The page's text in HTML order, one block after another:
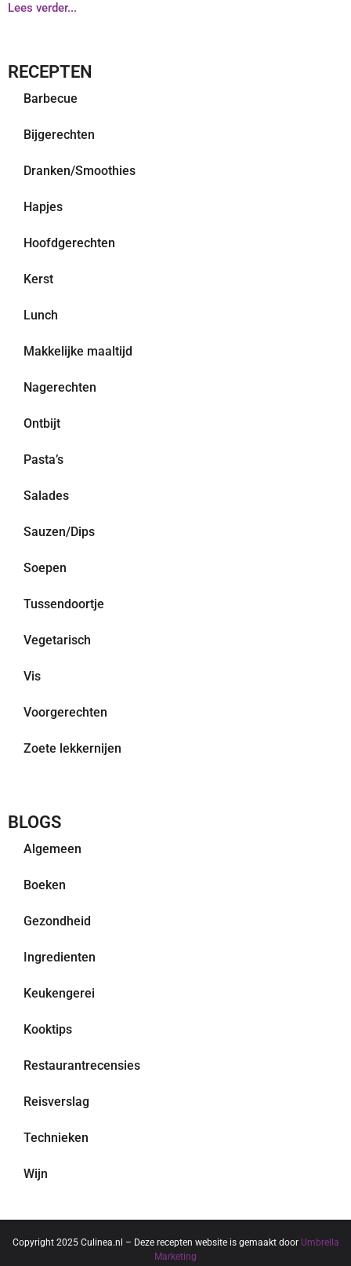
Lees verder...
RECEPTEN
Barbecue
Bijgerechten
Dranken/Smoothies
Hapjes
Hoofdgerechten
Kerst
Lunch
Makkelijke maaltijd
Nagerechten
Ontbijt
Pasta’s
Salades
Sauzen/Dips
Soepen
Tussendoortje
Vegetarisch
Vis
Voorgerechten
Zoete lekkernijen
BLOGS
Algemeen
Boeken
Gezondheid
Ingredienten
Keukengerei
Kooktips
Restaurantrecensies
Reisverslag
Technieken
Wijn
Copyright 2025 Culinea.nl – Deze recepten website is gemaakt door Umbrella
Marketing